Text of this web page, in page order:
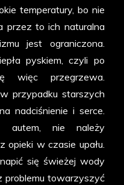
temperatury, bo nie
przez to ich naturalna
jest ograniczona.
pyskiem, czyli po
więc przegrzewa.
przypadku starszych
nadciśnienie i serce.
autem, nie należy
w czasie upału.
się świeżej wody
problemu towarzyszyć